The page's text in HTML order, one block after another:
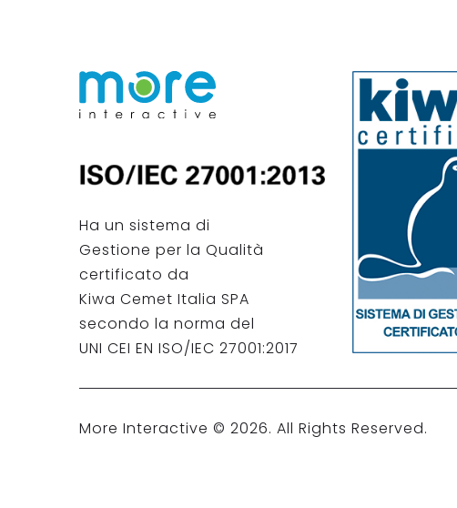
Ha un sistema di
Gestione per la Qualità
certificato da
Kiwa Cemet Italia SPA
secondo la norma del
UNI CEI EN ISO/IEC 27001:2017
More Interactive © 2026. All Rights Reserved.